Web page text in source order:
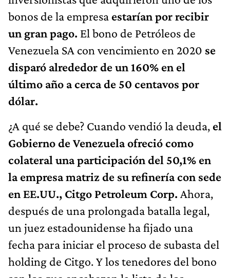
bonos de la empresa estarían por recibir
un gran pago. El bono de Petróleos de
Venezuela SA con vencimiento en 2020 se
disparó alrededor de un 160% en el
último año a cerca de 50 centavos por
dólar.
¿A qué se debe? Cuando vendió la deuda, el
Gobierno de Venezuela ofreció como
colateral una participación del 50,1% en
la empresa matriz de su refinería con sede
en EE.UU., Citgo Petroleum Corp. Ahora,
después de una prolongada batalla legal,
un juez estadounidense ha fijado una
fecha para iniciar el proceso de subasta del
holding de Citgo. Y los tenedores del bono